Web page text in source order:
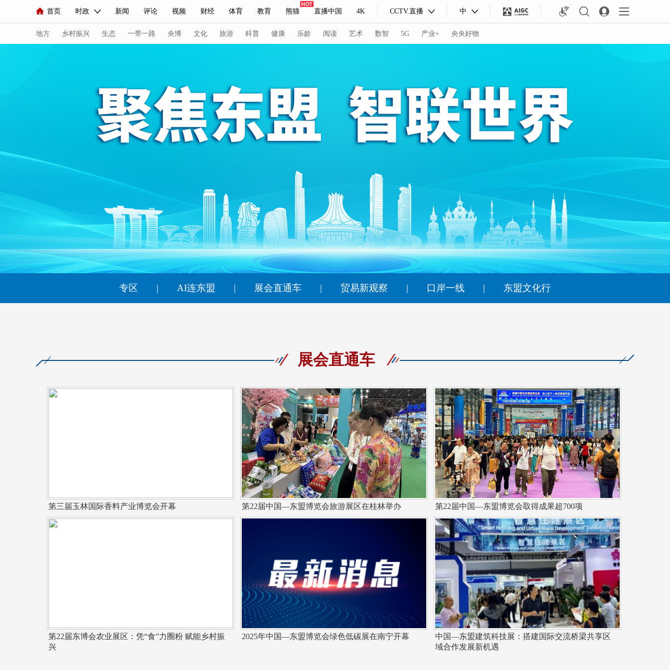
首页 时政 新闻 评论 视频 财经 体育 教育 熊猫 直播中国 4K CCTV.直播 中
人民领袖习近平 联播+ 中国领导人 央视快评 习式妙语 热解读 天天学习
直播 栏目大全 节目单 听音 微视频 主持人 下载央视影音
海外频道 iPanda English Монгол
地方 乡村振兴 生态 一带一路 央博 文化 旅游 科普 健康 乐龄 阅读 艺术 数智 5G 产业+ 央央好物
国内 国际 评论 经济 军事 文娱 人物 公益 图片
人民领袖习近平 联播+ 热解读 天天学习 习式妙语 央视快评 央视网评 光华锐评 锋面
前线
2026年世界杯 2026年冬奥会 国足 国际足球 网球 综合体育
VIP会员 CCTV奥林匹克频道 生活体育大会 体育江湖 文化体育 冰雪道路 足球道路
财经 教育 乡村振兴 生态环境 一带一路 央博 非遗 文化 旅游 科普 健康 乐龄 阅读 艺术 汽车 数智 5G 产业+
大国智造 大国展会 大国保险 云顶对话 云起 超级工厂 智敬中国 全民健康 颜选攻略 海洋 时尚 天气 才艺 网展 央央好物
专区 | AI连东盟 | 展会直通车 | 贸易新观察 | 口岸一线 | 东盟文化行
展会直通车
第三届玉林国际香料产业博览会开幕 第22届中国—东盟博览会旅游展区在桂林举办 第22届中国—东盟博览会取得成果超700项
第22届东博会农业展区：凭“食”力圈粉 赋能乡村振
兴
2025年中国—东盟博览会绿色低碳展在南宁开幕
中国—东盟建筑科技展：搭建国际交流桥梁共享区
域合作发展新机遇